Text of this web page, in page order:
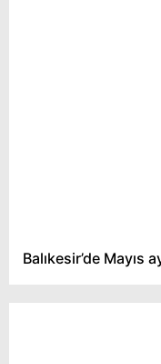
Balıkesir’de Mayıs